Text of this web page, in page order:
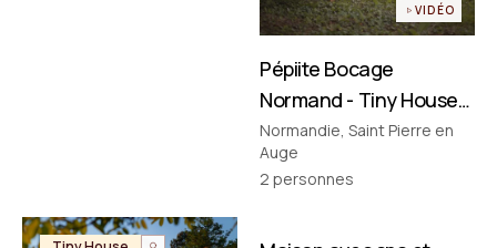
VIDÉO
Pépiite Bocage
Normand - Tiny House
avec Spa & Baignoire
Vintage en Normandie
Normandie, Saint Pierre en
Auge
2 personnes